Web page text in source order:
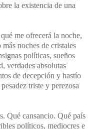
la existencia de una
me ofrecerá la noche,
noches de cristales
políticas, sueños
verdades absolutas
de decepción y hastío
triste y perezosa
Qué cansancio. Qué país
políticos, mediocres e